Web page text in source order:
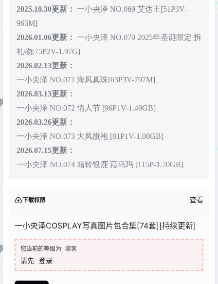
2025.10.30更新： 一小央泽 NO.069 艾达王[51P3V-
965M]
2026.01.06更新： 一小央泽 NO.070 2025年圣诞限定 拆
礼物[75P2V-1.97G]
2026.02.13更新：
一小央泽 NO.071 海风真珠[63P3V-797M]
2026.03.13更新：
一小央泽 NO.072 情人节 [96P1V-1.49GB]
2026.03.26更新：
一小央泽 NO.073 大凤旗袍 [81P1V-1.08GB]
2026.07.15更新：
一小央泽 NO.074 霜铃银鹿 菈乌玛 [115P-1.70GB]
下载权限 查看
一小央泽COSPLAY写真图片包合集[74套][持续更新]
您当前的等级为 游客
请先 登录